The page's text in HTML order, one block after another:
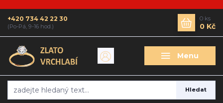
Menu
Hledat
+420 734 42 22 30
(Po-Pá, 9-16 hod.)
0 ks
0 Kč